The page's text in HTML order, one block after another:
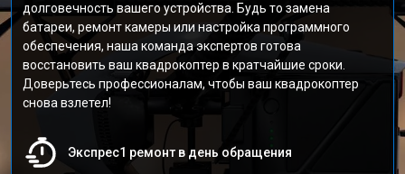
долговечность вашего устройства. Будь то замена
батареи, ремонт камеры или настройка программного
обеспечения, наша команда экспертов готова
восстановить ваш квадрокоптер в кратчайшие сроки.
Доверьтесь профессионалам, чтобы ваш квадрокоптер
снова взлетел!
Экспрес1 ремонт в день обращения